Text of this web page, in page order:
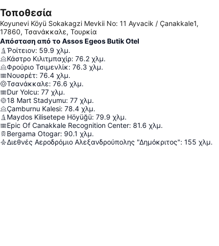
Τοποθεσία
Koyunevi Köyü Sokakagzi Mevkii No: 11 Ayvacik / Çanakkale1,
17860, Τσανάκκαλε, Τουρκία
Απόσταση από το Assos Egeos Butik Otel
Ῥοίτειον: 59.9 χλμ.
Κάστρο Κιλιτμπαχίρ: 76.2 χλμ.
Φρούριο Τσιμενλίκ: 76.3 χλμ.
Νουσρέτ: 76.4 χλμ.
Τσανάκκαλε: 76.6 χλμ.
Dur Yolcu: 77 χλμ.
18 Mart Stadyumu: 77 χλμ.
Çamburnu Kalesi: 78.4 χλμ.
Maydos Kilisetepe Höyüğü: 79.9 χλμ.
Epic Of Canakkale Recognition Center: 81.6 χλμ.
Bergama Otogar: 90.1 χλμ.
Διεθνές Αεροδρόμιο Αλεξανδρούπολης "Δημόκριτος": 155 χλμ.